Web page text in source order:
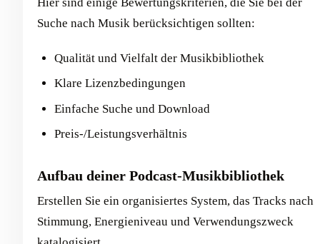
Suche nach Musik berücksichtigen sollten:
Qualität und Vielfalt der Musikbibliothek
Klare Lizenzbedingungen
Einfache Suche und Download
Preis-/Leistungsverhältnis
Aufbau deiner Podcast-Musikbibliothek
Erstellen Sie ein organisiertes System, das Tracks nach
Stimmung, Energieniveau und Verwendungszweck